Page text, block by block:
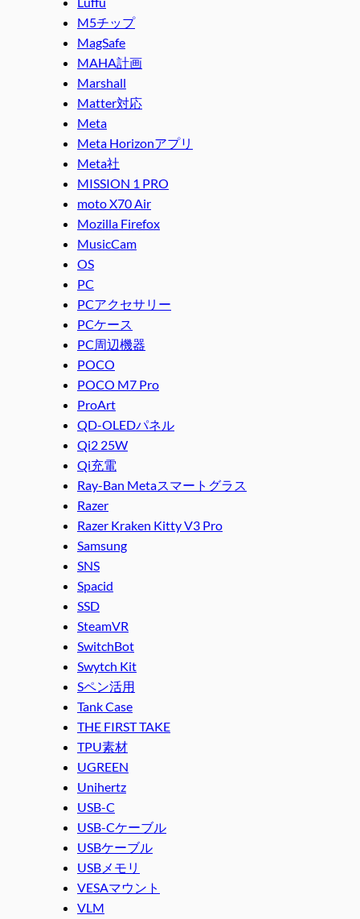
M5チップ
MagSafe
MAHA計画
Marshall
Matter対応
Meta
Meta Horizonアプリ
Meta社
MISSION 1 PRO
moto X70 Air
Mozilla Firefox
MusicCam
OS
PC
PCアクセサリー
PCケース
PC周辺機器
POCO
POCO M7 Pro
ProArt
QD-OLEDパネル
Qi2 25W
Qi充電
Ray-Ban Metaスマートグラス
Razer
Razer Kraken Kitty V3 Pro
Samsung
SNS
Spacid
SSD
SteamVR
SwitchBot
Swytch Kit
Sペン活用
Tank Case
THE FIRST TAKE
TPU素材
UGREEN
Unihertz
USB-C
USB-Cケーブル
USBケーブル
USBメモリ
VESAマウント
VLM